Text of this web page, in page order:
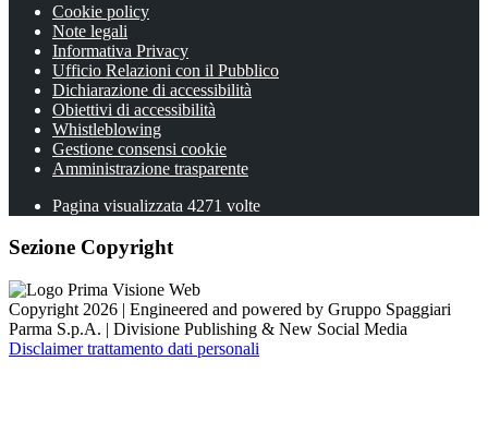
Cookie policy
Note legali
Informativa Privacy
Ufficio Relazioni con il Pubblico
Dichiarazione di accessibilità
Obiettivi di accessibilità
Whistleblowing
Gestione consensi cookie
Amministrazione trasparente
Pagina visualizzata 4271 volte
Sezione Copyright
Copyright 2026 | Engineered and powered by Gruppo Spaggiari
Parma S.p.A. | Divisione Publishing & New Social Media
Disclaimer trattamento dati personali